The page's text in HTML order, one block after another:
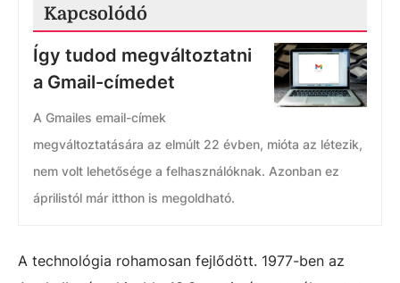
Kapcsolódó
Így tudod megváltoztatni
a Gmail-címedet
A Gmailes email-címek
megváltoztatására az elmúlt 22 évben, mióta az létezik,
nem volt lehetősége a felhasználóknak. Azonban ez
áprilistól már itthon is megoldható.
A technológia rohamosan fejlődött. 1977-ben az